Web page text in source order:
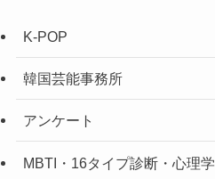
K-POP
韓国芸能事務所
アンケート
MBTI・16タイプ診断・心理学